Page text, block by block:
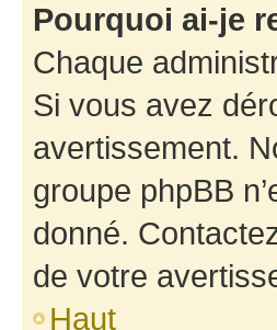
Pourquoi ai-je
Chaque
Si vous avez
avertissement.
groupe phpBB
donné.
de votre
Haut